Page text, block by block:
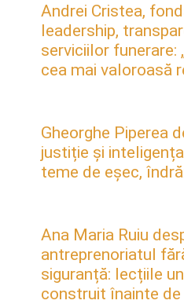
Andrei Cristea,
leadership,
serviciilor funerare:
cea mai valoroasă
Gheorghe Piperea
justiție și
teme de eșec,
Ana Maria Ruiu
antreprenoriatul
siguranță: lecțiile
construit înainte de